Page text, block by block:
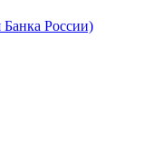
Банка России)